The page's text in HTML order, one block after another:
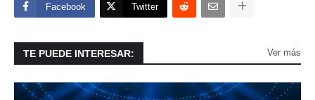
Facebook Twitter
TE PUEDE INTERESAR: Ver más